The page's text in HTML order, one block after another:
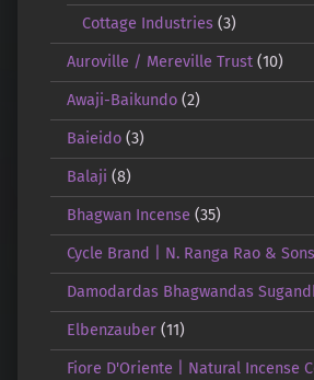
Cottage Industries (3)
Auroville / Mereville Trust(10)
Awaji-Baikundo(2)
Baieido(3)
Balaji (8)
Bhagwan Incense (35)
Cycle Brand | N. Ranga Rao & Sons
Damodardas Bhagwandas
Elbenzauber(11)
Fiore D'Oriente | Natural Incense